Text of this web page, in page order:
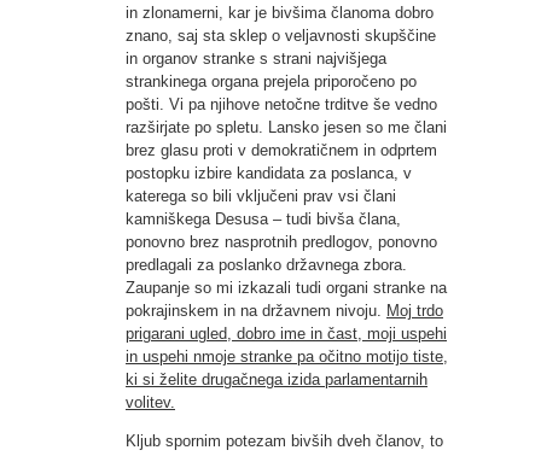
in zlonamerni, kar je bivšima članoma dobro
znano, saj sta sklep o veljavnosti skupščine
in organov stranke s strani najvišjega
strankinega organa prejela priporočeno po
pošti. Vi pa njihove netočne trditve še vedno
razširjate po spletu. Lansko jesen so me člani
brez glasu proti v demokratičnem in odprtem
postopku izbire kandidata za poslanca, v
katerega so bili vključeni prav vsi člani
kamniškega Desusa – tudi bivša člana,
ponovno brez nasprotnih predlogov, ponovno
predlagali za poslanko državnega zbora.
Zaupanje so mi izkazali tudi organi stranke na
pokrajinskem in na državnem nivoju. Moj trdo
prigarani ugled, dobro ime in čast, moji uspehi
in uspehi nmoje stranke pa očitno motijo tiste,
ki si želite drugačnega izida parlamentarnih
volitev.
Kljub spornim potezam bivših dveh članov, to